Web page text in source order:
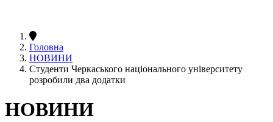
Головна
НОВИНИ
Студенти Черкаського національного університету
розробили два додатки
НОВИНИ